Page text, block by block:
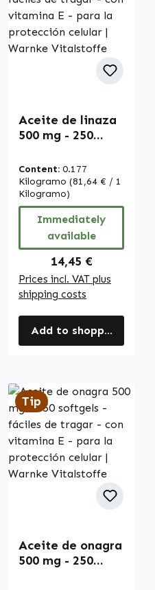
Aceite de linaza
500 mg - 250
de tragar - con
vitamina E - para
la protección
celular | Warnke
Vitalstoffe
Content: 0.177
Kilogramo (81,64 € / 1
Kilogramo)
Immediately
available
Regular price:
14,45 €
Prices incl. VAT plus
shipping costs
Add to shopping cart
Tip
Aceite de onagra
500 mg - 250